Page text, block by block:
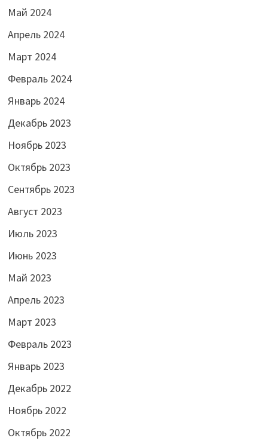
Май 2024
Апрель 2024
Март 2024
Февраль 2024
Январь 2024
Декабрь 2023
Ноябрь 2023
Октябрь 2023
Сентябрь 2023
Август 2023
Июль 2023
Июнь 2023
Май 2023
Апрель 2023
Март 2023
Февраль 2023
Январь 2023
Декабрь 2022
Ноябрь 2022
Октябрь 2022